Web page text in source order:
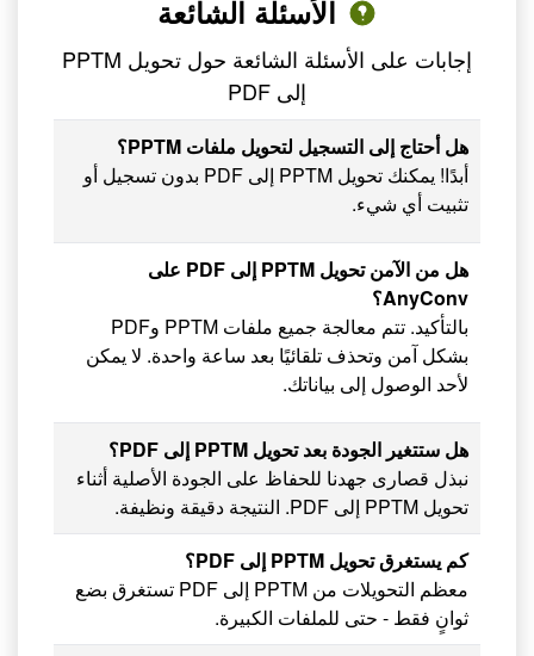
الأسئلة الشائعة
إجابات على الأسئلة الشائعة حول تحويل PPTM
إلى PDF
هل أحتاج إلى التسجيل لتحويل ملفات PPTM؟
أبدًا! يمكنك تحويل PPTM إلى PDF بدون تسجيل أو
تثبيت أي شيء.
هل من الآمن تحويل PPTM إلى PDF على
AnyConv؟
بالتأكيد. تتم معالجة جميع ملفات PPTM وPDF
بشكل آمن وتحذف تلقائيًا بعد ساعة واحدة. لا يمكن
لأحد الوصول إلى بياناتك.
هل ستتغير الجودة بعد تحويل PPTM إلى PDF؟
نبذل قصارى جهدنا للحفاظ على الجودة الأصلية أثناء
تحويل PPTM إلى PDF. النتيجة دقيقة ونظيفة.
كم يستغرق تحويل PPTM إلى PDF؟
معظم التحويلات من PPTM إلى PDF تستغرق بضع
ثوانٍ فقط - حتى للملفات الكبيرة.